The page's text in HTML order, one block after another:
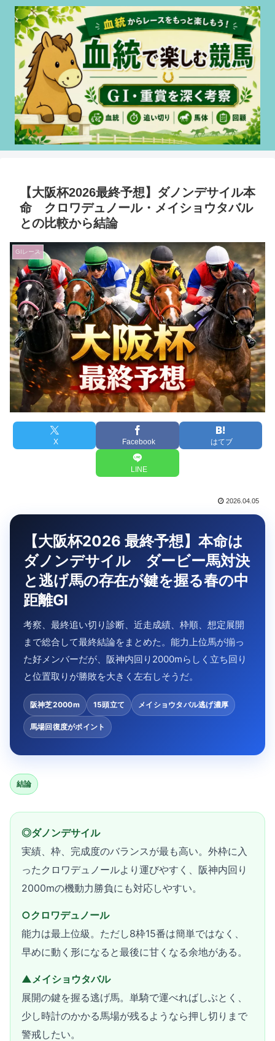
【大阪杯2026最終予想】ダノンデサイル本
命 クロワデュノール・メイショウタバル
との比較から結論
GIレース
X Facebook はてブ
LINE
2026.04.05
【大阪杯2026 最終予想】本命は
ダノンデサイル ダービー馬対決
と逃げ馬の存在が鍵を握る春の中
距離GI
考察、最終追い切り診断、近走成績、枠順、想定展開
まで総合して最終結論をまとめた。能力上位馬が揃っ
た好メンバーだが、阪神内回り2000mらしく立ち回り
と位置取りが勝敗を大きく左右しそうだ。
阪神芝2000m 15頭立て メイショウタバル逃げ濃厚
馬場回復度がポイント
結論
◎ダノンデサイル
実績、枠、完成度のバランスが最も高い。外枠に入
ったクロワデュノールより運びやすく、阪神内回り
2000mの機動力勝負にも対応しやすい。
○クロワデュノール
能力は最上位級。ただし8枠15番は簡単ではなく、
早めに動く形になると最後に甘くなる余地がある。
▲メイショウタバル
展開の鍵を握る逃げ馬。単騎で運べればしぶとく、
少し時計のかかる馬場が残るようなら押し切りまで
警戒したい。